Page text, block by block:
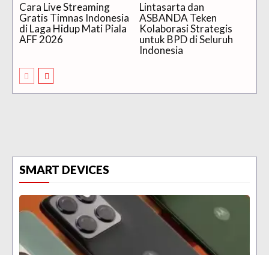
Cara Live Streaming
Gratis Timnas Indonesia
di Laga Hidup Mati Piala
AFF 2026
Lintasarta dan
ASBANDA Teken
Kolaborasi Strategis
untuk BPD di Seluruh
Indonesia
SMART DEVICES